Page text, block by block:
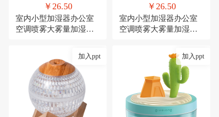
￥26.50
室内小型加湿器办公室
空调喷雾大雾量加湿器
￥26.50
室内小型加湿器办公室
空调喷雾大雾量加湿器
加入ppt 加入ppt